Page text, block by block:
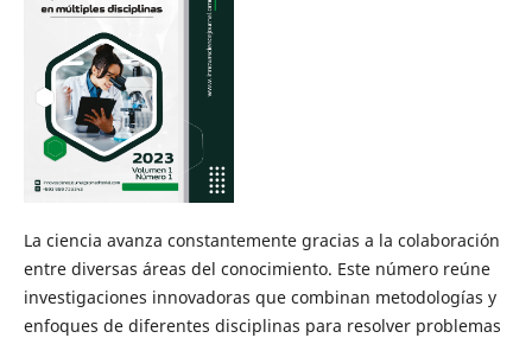
La ciencia avanza constantemente gracias a la colaboración
entre diversas áreas del conocimiento. Este número reúne
investigaciones innovadoras que combinan metodologías y
enfoques de diferentes disciplinas para resolver problemas